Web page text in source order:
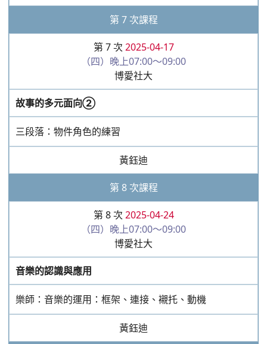
樂師：音樂的運用：框架、連接、襯托、動機
黃鈺迪
第 9 次課程
第 9 次
（四）晚上07:00～09:00
博愛社大
第 10 次課程
第 10 次
（四）晚上07:00～09:00
博愛社大